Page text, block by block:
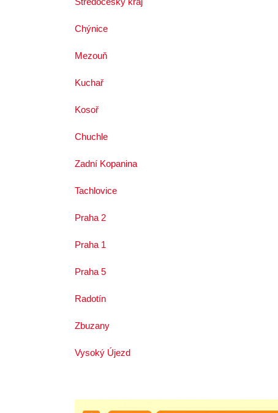
Chýnice
Mezouň
Kuchař
Kosoř
Chuchle
Zadní Kopanina
Tachlovice
Praha 2
Praha 1
Praha 5
Radotín
Zbuzany
Vysoký Újezd